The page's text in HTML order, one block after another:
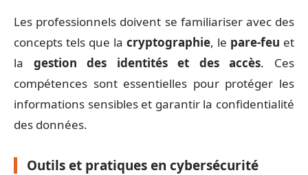
Les professionnels doivent se familiariser avec des
concepts tels que la cryptographie, le pare-feu et
la gestion des identités et des accès. Ces
compétences sont essentielles pour protéger les
informations sensibles et garantir la confidentialité
des données.
Outils et pratiques en cybersécurité